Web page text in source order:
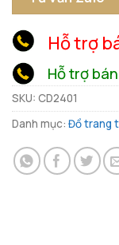
Hỗ trợ
Hỗ trợ
SKU: CD2401
Danh mục: Đồ trang